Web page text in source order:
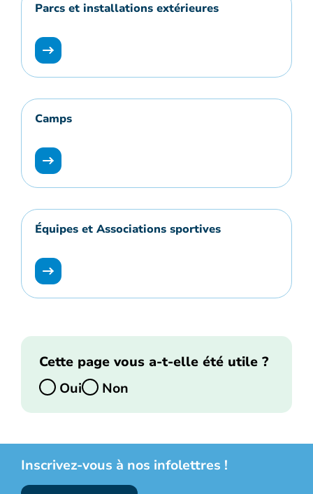
Parcs et installations extérieures
Camps
Équipes et Associations sportives
Cette page vous a-t-elle été utile ?
Oui
Non
Inscrivez-vous à nos infolettres !